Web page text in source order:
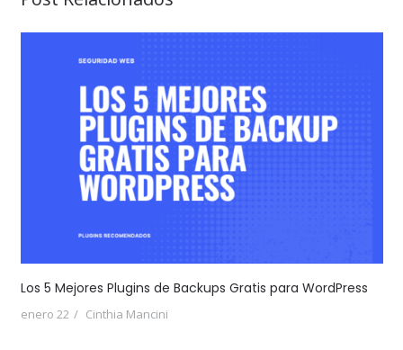
Los 5 Mejores Plugins de Backups Gratis para WordPress
enero 22 Cinthia Mancini